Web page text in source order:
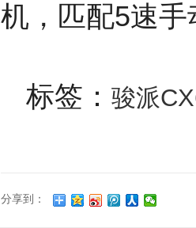
机，匹配5速
标签： 骏派
分享到：